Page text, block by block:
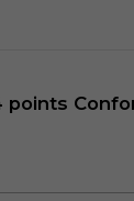
points